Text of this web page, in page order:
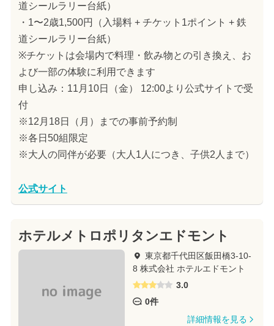
道シールラリー台紙）
・1〜2歳1,500円（入場料 + チケット1ポイント + 鉄
道シールラリー台紙）
※チケットは会場内で料理・飲み物との引き換え、お
よび一部の体験に利用できます
申し込み：11月10日（金） 12:00より公式サイトで受
付
※12月18日（月）までの事前予約制
※各日50組限定
※大人の同伴が必要（大人1人につき、子供2人まで）
公式サイト
ホテルメトロポリタンエドモント
東京都千代田区飯田橋3-10-
8 株式会社 ホテルエドモント
3.0
0件
詳細情報を見る